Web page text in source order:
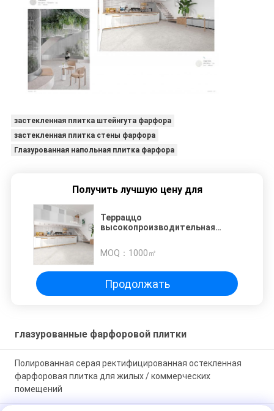
застекленная плитка штейнгута фарфора
застекленная плитка стены фарфора
Глазурованная напольная плитка фарфора
Получить лучшую цену для
Терраццо
высокопроизводительная
Формирующая машина для
идеальных результатов плитки
MOQ： 1000㎡
Продолжать
глазурованные фарфоровой плитки
Полированная серая ректифицированная остекленная
фарфоровая плитка для жилых / коммерческих
помещений